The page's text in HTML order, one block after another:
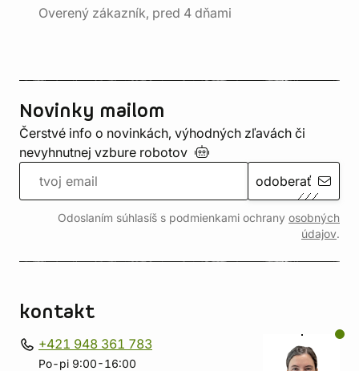
Overený zákazník, pred 4 dňami
Novinky mailom
Čerstvé info o novinkách, výhodných zľavách či
nevyhnutnej vzbure robotov
odoberať
Odoslaním súhlasíš s podmienkami ochrany osobných
údajov.
kontakt
+421 948 361 783
Po-pi 9:00-16:00